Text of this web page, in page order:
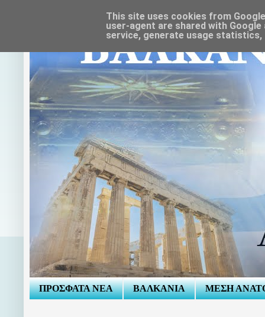
ΠΡΟΣΦΑΤΑ ΝΕΑ ΒΑΛΚΑΝΙΑ ΜΕΣΗ
This site uses cookies from
user-agent are shared with
service, generate usage statistics,